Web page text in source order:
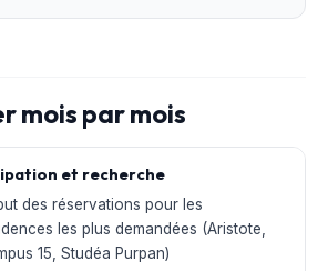
mois par mois
et recherche
des réservations pour les
les plus demandées (Aristote,
15, Studéa Purpan)